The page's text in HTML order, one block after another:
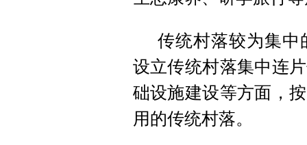
传统村落较为集中
设立传统村落集中连
础设施建设等方面，
用的传统村落。